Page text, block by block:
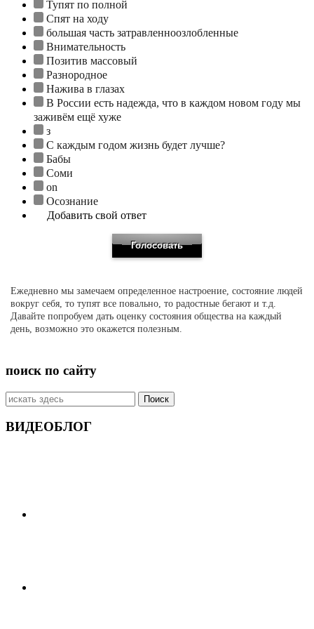
Тупят по полной
Спят на ходу
большая часть затравленноозлобленные
Внимательность
Позитив массовый
Разнородное
Нажива в глазах
В России есть надежда, что в каждом новом году мы
заживём ещё хуже
з
С каждым годом жизнь будет лучше?
Бабы
Соми
on
Осознание
Добавить свой ответ
Ежедневно мы замечаем определенное настроение, состояние людей
вокруг себя, то тупят все повально, то радостные бегают и т.д.
Давайте попробуем дать оценку состояния общества на каждый
день, возможно это окажется полезным.
поиск по сайту
Искать:
ВИДЕОБЛОГ